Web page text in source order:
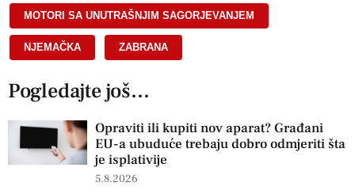
MOTORI SA UNUTRAŠNJIM SAGORJEVANJEM
NJEMAČKA ZABRANA
Pogledajte još...
Opraviti ili kupiti nov aparat? Građani
EU-a ubuduće trebaju dobro odmjeriti šta
je isplativije
5.8.2026